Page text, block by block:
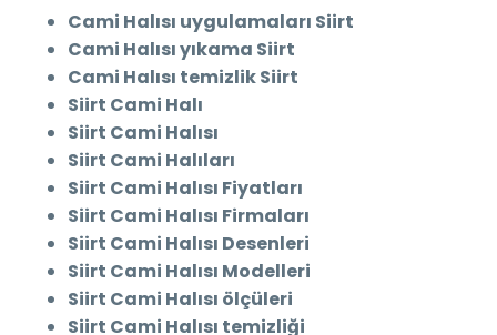
Cami Halısı uygulamaları Siirt
Cami Halısı yıkama Siirt
Cami Halısı temizlik Siirt
Siirt Cami Halı
Siirt Cami Halısı
Siirt Cami Halıları
Siirt Cami Halısı Fiyatları
Siirt Cami Halısı Firmaları
Siirt Cami Halısı Desenleri
Siirt Cami Halısı Modelleri
Siirt Cami Halısı ölçüleri
Siirt Cami Halısı temizliği